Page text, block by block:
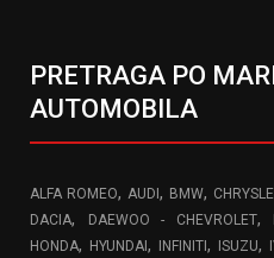
PRETRAGA PO
AUTOMOBILA
ALFA ROMEO, AUDI , BMW,
DACIA, DAEWOO - CHEVROLET,
HONDA, HYUNDAI , INFINITI , ISUZU,